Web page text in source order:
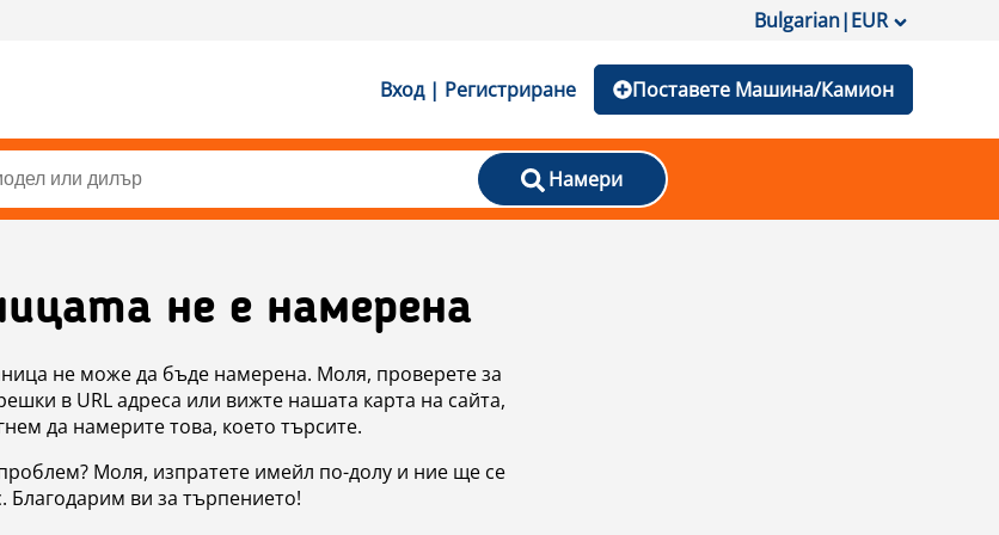
Bulgarian|EUR
Вход | Регистриране Поставете Машина/Камион
Намери
не е намерена
не може да бъде намерена. Моля, проверете за
в URL адреса или вижте нашата карта на сайта,
да намерите това, което търсите.
Моля, изпратете имейл по-долу и ние ще се
Благодарим ви за търпението!